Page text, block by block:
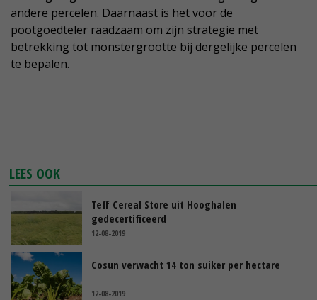
andere percelen. Daarnaast is het voor de
pootgoedteler raadzaam om zijn strategie met
betrekking tot monstergrootte bij dergelijke percelen
te bepalen.
LEES OOK
Teff Cereal Store uit Hooghalen
gedecertificeerd
12-08-2019
Cosun verwacht 14 ton suiker per hectare
12-08-2019